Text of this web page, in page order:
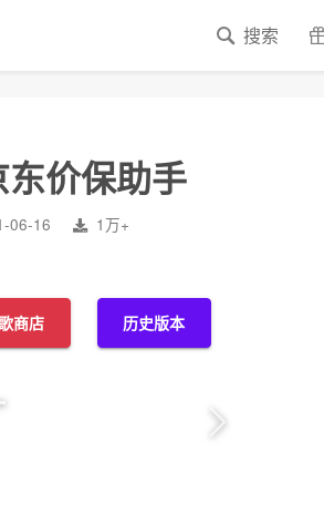
搜索
价保助手
06-16 1万+
商店 历史版本